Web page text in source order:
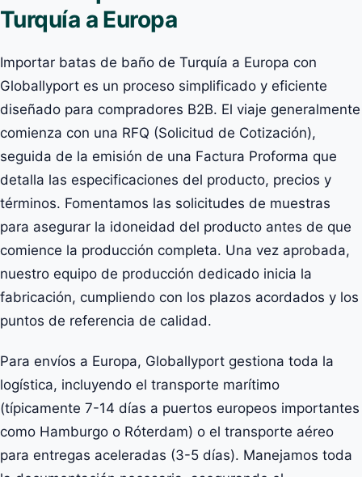
Turquía a Europa
Importar batas de baño de Turquía a Europa con
Globallyport es un proceso simplificado y eficiente
diseñado para compradores B2B. El viaje generalmente
comienza con una RFQ (Solicitud de Cotización),
seguida de la emisión de una Factura Proforma que
detalla las especificaciones del producto, precios y
términos. Fomentamos las solicitudes de muestras
para asegurar la idoneidad del producto antes de que
comience la producción completa. Una vez aprobada,
nuestro equipo de producción dedicado inicia la
fabricación, cumpliendo con los plazos acordados y los
puntos de referencia de calidad.
Para envíos a Europa, Globallyport gestiona toda la
logística, incluyendo el transporte marítimo
(típicamente 7-14 días a puertos europeos importantes
como Hamburgo o Róterdam) o el transporte aéreo
para entregas aceleradas (3-5 días). Manejamos toda